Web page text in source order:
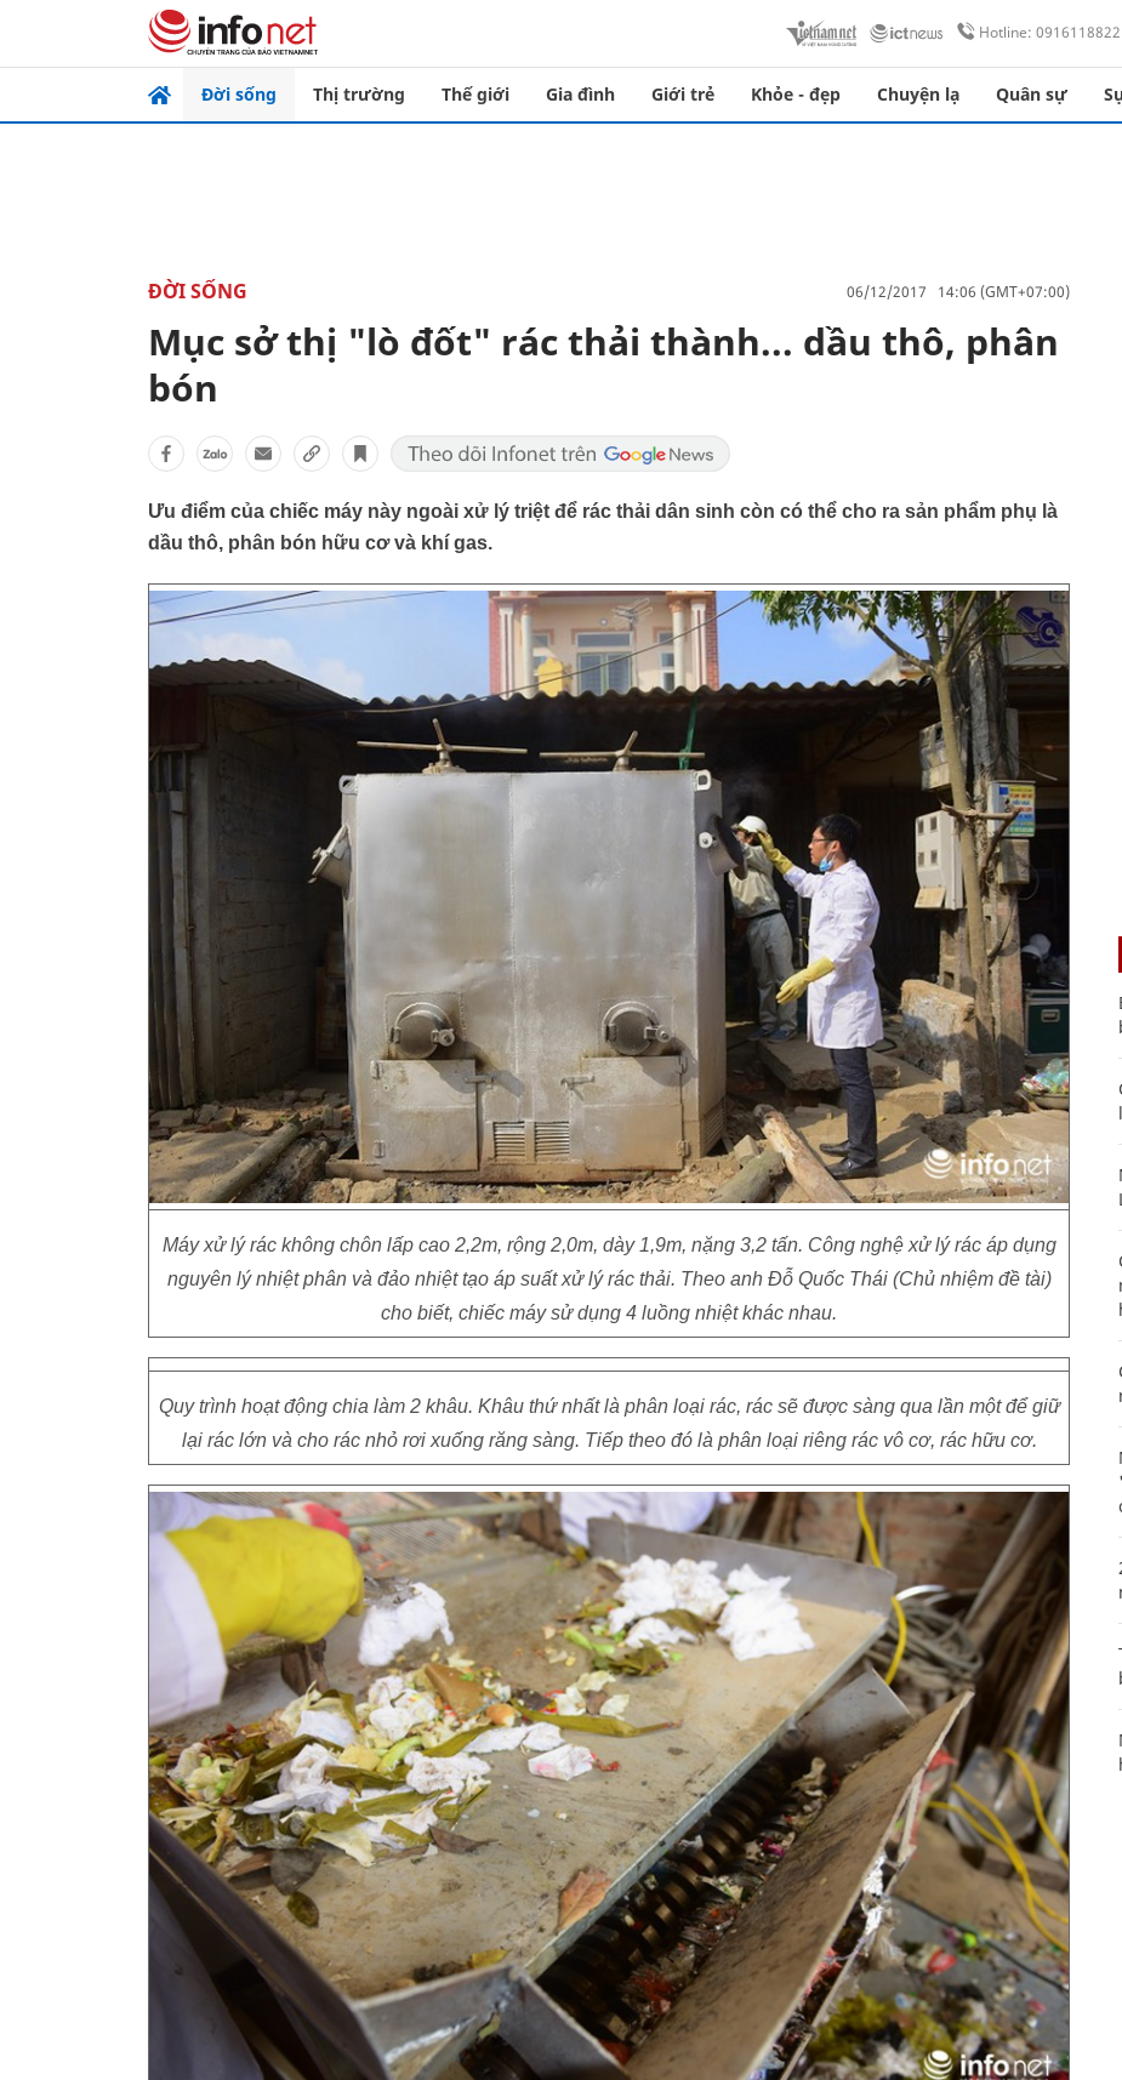
Hotline: 0916118822
Đời sống Thị trường Thế giới Gia đình Giới trẻ Khỏe - đẹp Chuyện lạ Quân sự
ĐỜI SỐNG 06/12/2017 14:06 (GMT+07:00)
Mục sở thị "lò đốt" rác thải thành... dầu thô, phân
bón
Ưu điểm của chiếc máy này ngoài xử lý triệt để rác thải dân sinh còn có thể cho ra sản phẩm phụ là
dầu thô, phân bón hữu cơ và khí gas.
Máy xử lý rác không chôn lấp cao 2,2m, rộng 2,0m, dày 1,9m, nặng 3,2 tấn. Công nghệ xử lý rác áp dụng
nguyên lý nhiệt phân và đảo nhiệt tạo áp suất xử lý rác thải. Theo anh Đỗ Quốc Thái (Chủ nhiệm đề tài)
cho biết, chiếc máy sử dụng 4 luồng nhiệt khác nhau.
Quy trình hoạt động chia làm 2 khâu. Khâu thứ nhất là phân loại rác, rác sẽ được sàng qua lần một để giữ
lại rác lớn và cho rác nhỏ rơi xuống răng sàng. Tiếp theo đó là phân loại riêng rác vô cơ, rác hữu cơ.